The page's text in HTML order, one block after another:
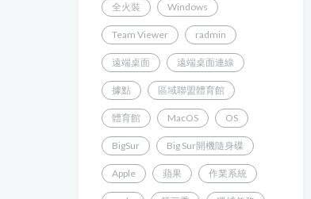
全火裝 Windows
Team Viewer radmin
遠端桌面 遠端桌面連線
據點 區域聯盟體育館
體育館 MacOS OS
BigSur Big Sur開機隨身碟
Apple 蘋果 作業系統